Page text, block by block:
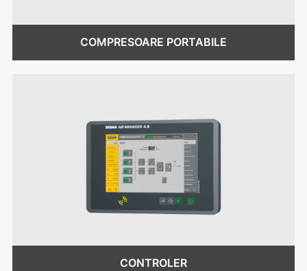
COMPRESOARE PORTABILE
CONTROLER